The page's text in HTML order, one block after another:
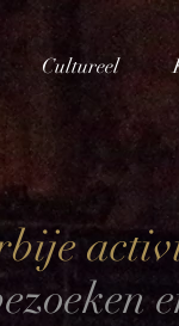
Cultureel